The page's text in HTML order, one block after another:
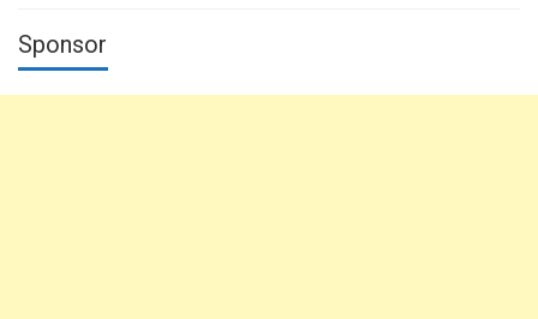
Sponsor